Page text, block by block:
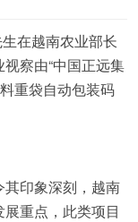
在越南农业部长
察由“中国正远集
重袋自动包装码
印象深刻，越南
重点，此类项目